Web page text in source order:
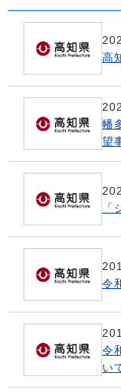
高
幡
望
令
令
い